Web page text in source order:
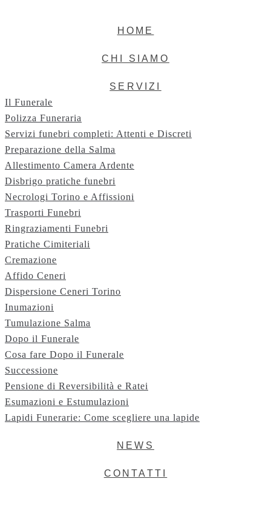
HOME
CHI SIAMO
SERVIZI
Il Funerale
Polizza Funeraria
Servizi funebri completi: Attenti e Discreti
Preparazione della Salma
Allestimento Camera Ardente
Disbrigo pratiche funebri
Necrologi Torino e Affissioni
Trasporti Funebri
Ringraziamenti Funebri
Pratiche Cimiteriali
Cremazione
Affido Ceneri
Dispersione Ceneri Torino
Inumazioni
Tumulazione Salma
Dopo il Funerale
Cosa fare Dopo il Funerale
Successione
Pensione di Reversibilità e Ratei
Esumazioni e Estumulazioni
Lapidi Funerarie: Come scegliere una lapide
NEWS
CONTATTI